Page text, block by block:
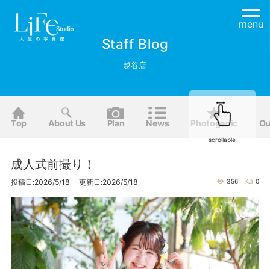
menu
Staff Blog
越谷店
Top About Us Plan News Photogenic
scrollable
成人式前撮り！
投稿日:2026/5/18 更新日:2026/5/18 356 0